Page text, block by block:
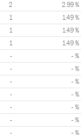
2 2.99 %
1 1.49 %
1 1.49 %
1 1.49 %
- - %
- - %
- - %
- - %
- - %
- - %
- - %